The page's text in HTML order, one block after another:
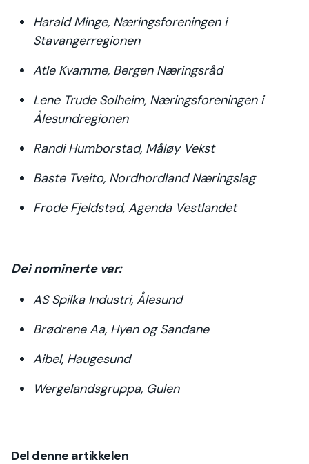
Harald Minge, Næringsforeningen i
Stavangerregionen
Atle Kvamme, Bergen Næringsråd
Lene Trude Solheim, Næringsforeningen i
Ålesundregionen
Randi Humborstad, Måløy Vekst
Baste Tveito, Nordhordland Næringslag
Frode Fjeldstad, Agenda Vestlandet
Dei nominerte var:
AS Spilka Industri, Ålesund
Brødrene Aa, Hyen og Sandane
Aibel, Haugesund
Wergelandsgruppa, Gulen
Del denne artikkelen